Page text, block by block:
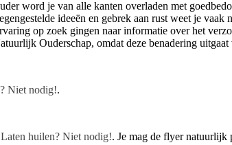
word je van alle kanten overladen met
ideeën en gebrek aan rust weet je
op zoek gingen naar informatie over het
Ouderschap, omdat deze benadering
Niet nodig!.
Laten huilen? Niet nodig!. Je mag de flyer natuurlijk